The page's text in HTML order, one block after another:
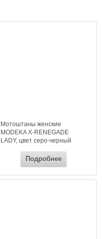
Мотоштаны женские
MODEKA X-RENEGADE
LADY, цвет серо-черный
Подробнее